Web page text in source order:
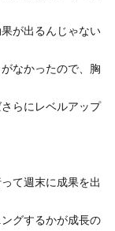
が出るんじゃない
なかったので、胸
らにレベルアップ
て週末に成果を出
グするかが成長の